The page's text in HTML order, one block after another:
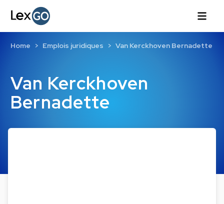
Van Kerckhoven
Bernadette
Home Emplois juridiques Van Kerckhoven Bernadette